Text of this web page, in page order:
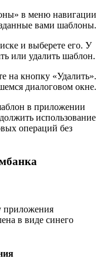
в меню навигации
вами шаблоны.
и выберете его. У
или удалить шаблон.
на кнопку «Удалить».
диалоговом окне.
в приложении
использование
операций без
приложения
в виде синего